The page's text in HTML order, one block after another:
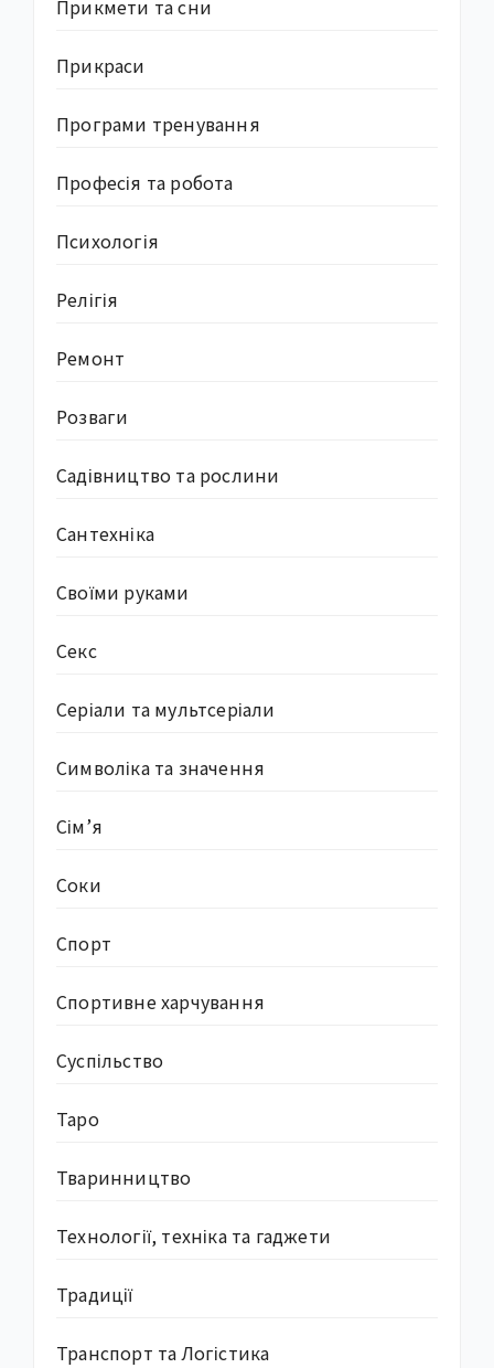
Прикмети та сни
Прикраси
Програми тренування
Професія та робота
Психологія
Релігія
Ремонт
Розваги
Садівництво та рослини
Сантехніка
Своїми руками
Секс
Серіали та мультсеріали
Символіка та значення
Сім’я
Соки
Спорт
Спортивне харчування
Суcпільство
Таро
Тваринництво
Технології, техніка та гаджети
Традиції
Транспорт та Логістика